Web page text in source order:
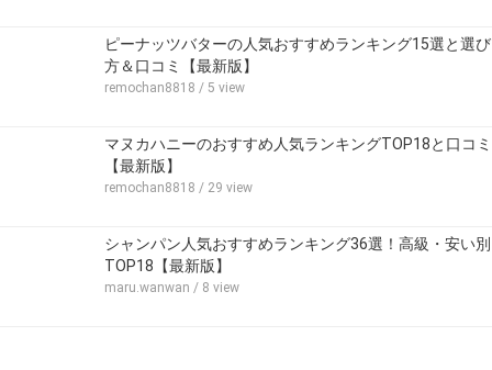
ピーナッツバターの人気おすすめランキング15選と選び
方＆口コミ【最新版】
remochan8818 / 5 view
マヌカハニーのおすすめ人気ランキングTOP18と口コミ
【最新版】
remochan8818 / 29 view
シャンパン人気おすすめランキング36選！高級・安い別
TOP18【最新版】
maru.wanwan / 8 view